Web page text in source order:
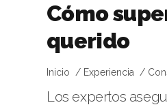
Cómo
querido
Inicio Experiencia
Los expertos